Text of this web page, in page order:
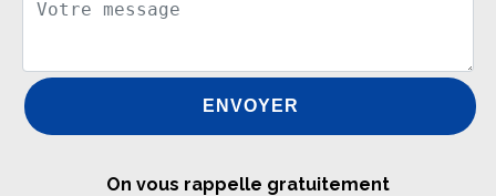
On vous rappelle gratuitement